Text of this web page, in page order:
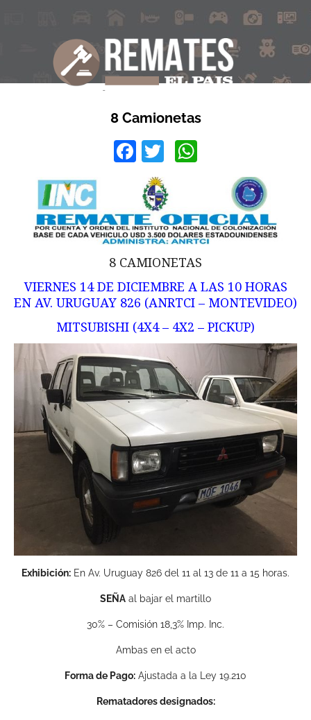
8 Camionetas
Facebook
Twitter
8 CAMIONETAS
VIERNES 14 DE DICIEMBRE A LAS 10 HORAS
EN AV. URUGUAY 826 (ANRTCI – MONTEVIDEO)
MITSUBISHI (4X4 – 4X2 – PICKUP)
Exhibición: En Av. Uruguay 826 del 11 al 13 de 11 a 15 horas.
SEÑA al bajar el martillo
30% – Comisión 18,3% Imp. Inc.
Ambas en el acto
Forma de Pago: Ajustada a la Ley 19.210
Rematadores designados: